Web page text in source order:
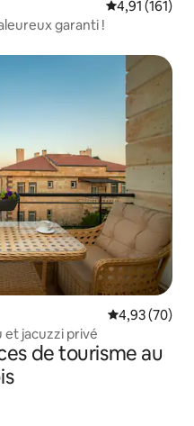
Évaluation
4,91 (161)
garanti !
Évaluation
4,93 (70)
et jacuzzi privé
de tourisme au